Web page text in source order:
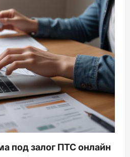
под залог ПТС онлайн